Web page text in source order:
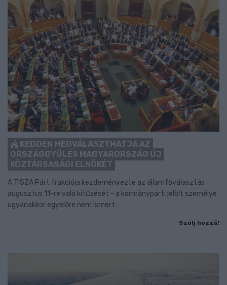
KEDDEN MEGVÁLASZTHATJA AZ
ORSZÁGGYŰLÉS MAGYARORSZÁG ÚJ
KÖZTÁRSASÁGI ELNÖKÉT
A TISZA Párt frakciója kezdeményezte az államfőválasztás
augusztus 11-re való kitűzését - a kormánypárti jelölt személye
ugyanakkor egyelőre nem ismert.
Szólj hozzá!